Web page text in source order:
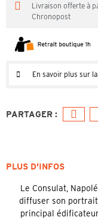
Livraison offerte à
Chronopost
En savoir plus sur
PLUS D'INFOS
Le Consulat,
diffuser son portrait
principal